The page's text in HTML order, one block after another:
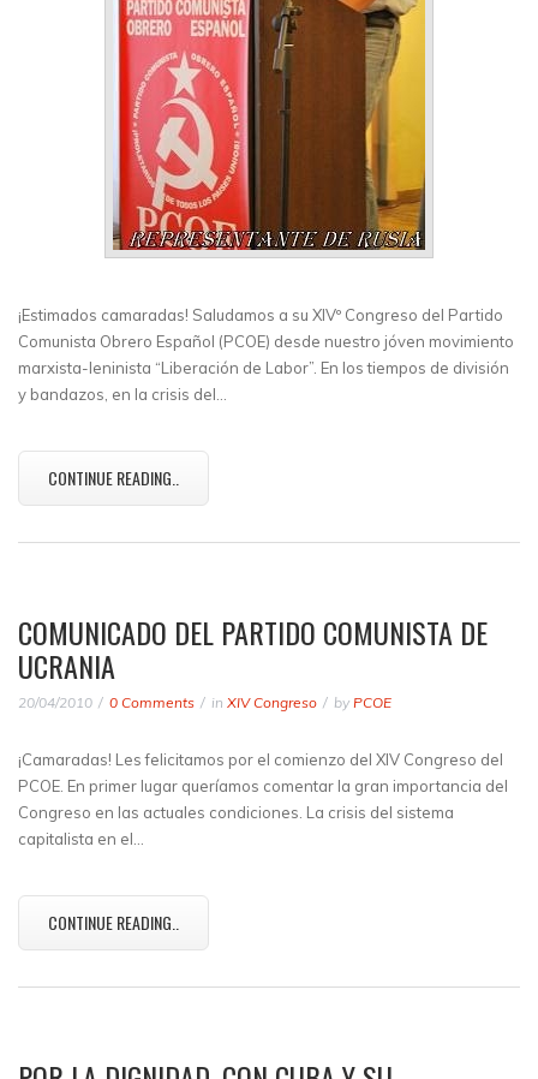
¡Estimados camaradas! Saludamos a su XIVº Congreso del Partido
Comunista Obrero Español (PCOE) desde nuestro jóven movimiento
marxista-leninista “Liberación de Labor”. En los tiempos de división
y bandazos, en la crisis del…
CONTINUE READING..
COMUNICADO DEL PARTIDO COMUNISTA DE
UCRANIA
20/04/2010 0 Comments in XIV Congreso by PCOE
¡Camaradas! Les felicitamos por el comienzo del XIV Congreso del
PCOE. En primer lugar queríamos comentar la gran importancia del
Congreso en las actuales condiciones. La crisis del sistema
capitalista en el…
CONTINUE READING..